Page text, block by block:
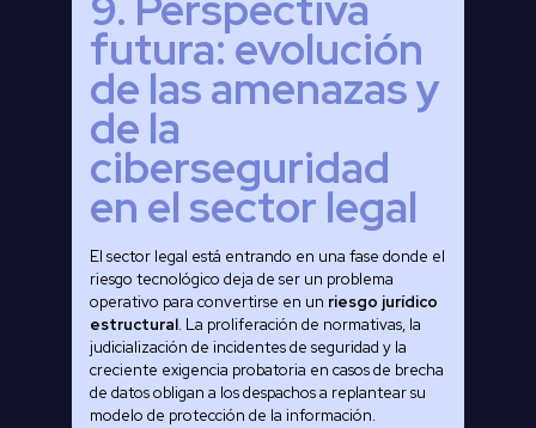
futura: evolución
de las amenazas y
de la
ciberseguridad
en el sector legal
El sector legal está entrando en una fase donde el
riesgo tecnológico deja de ser un problema
operativo para convertirse en un riesgo jurídico
estructural. La proliferación de normativas, la
judicialización de incidentes de seguridad y la
creciente exigencia probatoria en casos de brecha
de datos obligan a los despachos a replantear su
modelo de protección de la información.